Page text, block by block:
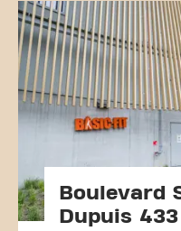
Boulevard
Dupuis 433